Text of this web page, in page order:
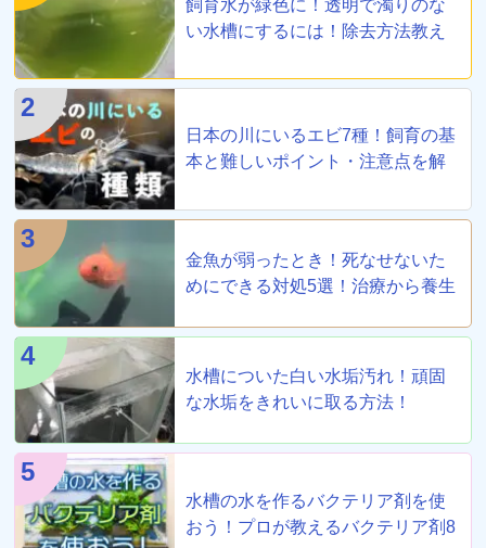
飼育水が緑色に！透明で濁りのな
い水槽にするには！除去方法教え
2
日本の川にいるエビ7種！飼育の基
本と難しいポイント・注意点を解
3
金魚が弱ったとき！死なせないた
めにできる対処5選！治療から養生
4
水槽についた白い水垢汚れ！頑固
な水垢をきれいに取る方法！
5
水槽の水を作るバクテリア剤を使
おう！プロが教えるバクテリア剤8